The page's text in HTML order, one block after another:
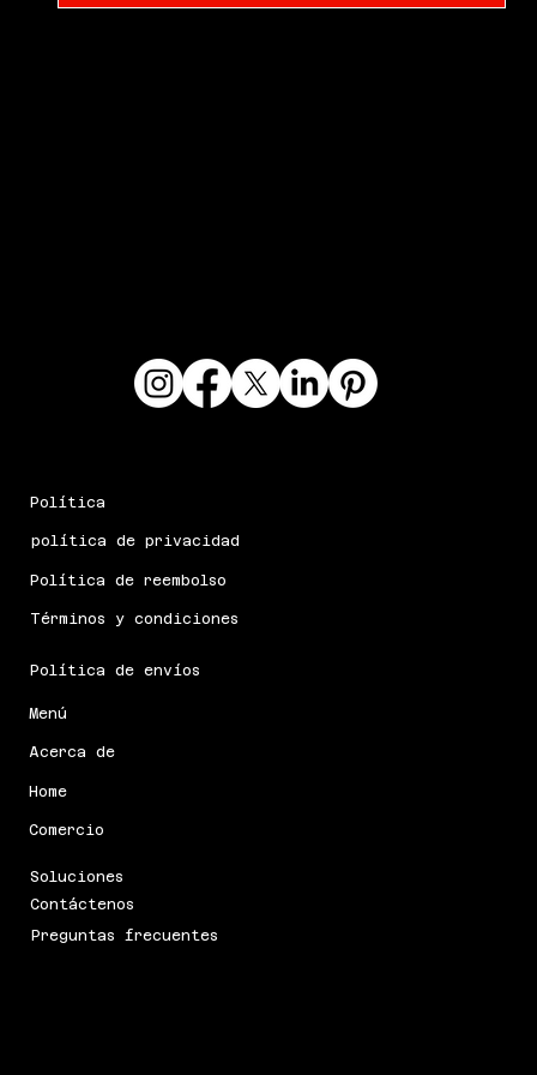
experiencias en el Departamento
Política
política de privacidad
Política de reembolso
Términos y condiciones
Política de envíos
Menú
Acerca de
Home
Comercio
Soluciones
Contáctenos
Preguntas frecuentes